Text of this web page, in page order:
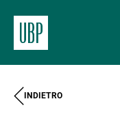
INDIETRO